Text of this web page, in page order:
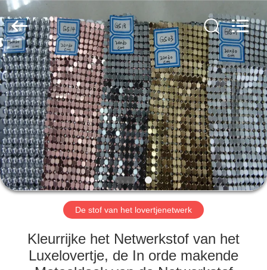
HUIS
PRODUCTEN
ONGEVEER
ONS
FABRIEKSREIS
KWALITEITSCONTROLE
Anping
Yuntong
Metal
Wire
Mesh
Co.,Ltd.
All
Rights
Reserved.
De stof van het lovertjenetwerk
Kleurrijke het Netwerkstof van het
Luxelovertje, de In orde makende